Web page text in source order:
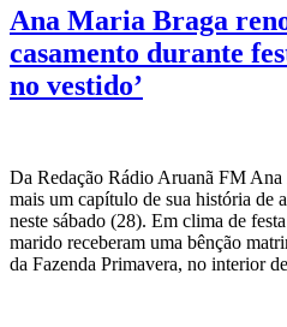
Ana Maria Braga
casamento durante
no vestido’
Da Redação Rádio Aruanã FM
mais um capítulo de sua história de
neste sábado (28). Em clima de
marido receberam uma bênção
da Fazenda Primavera, no interior